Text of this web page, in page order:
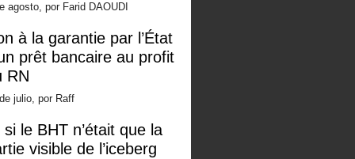
agosto, por Farid DAOUDI
à la garantie par l’État
prêt bancaire au profit
RN
julio, por Raff
si le BHT n’était que la
visible de l’iceberg